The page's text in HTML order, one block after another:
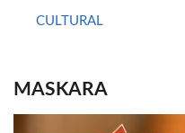
CULTURAL
MASKARA